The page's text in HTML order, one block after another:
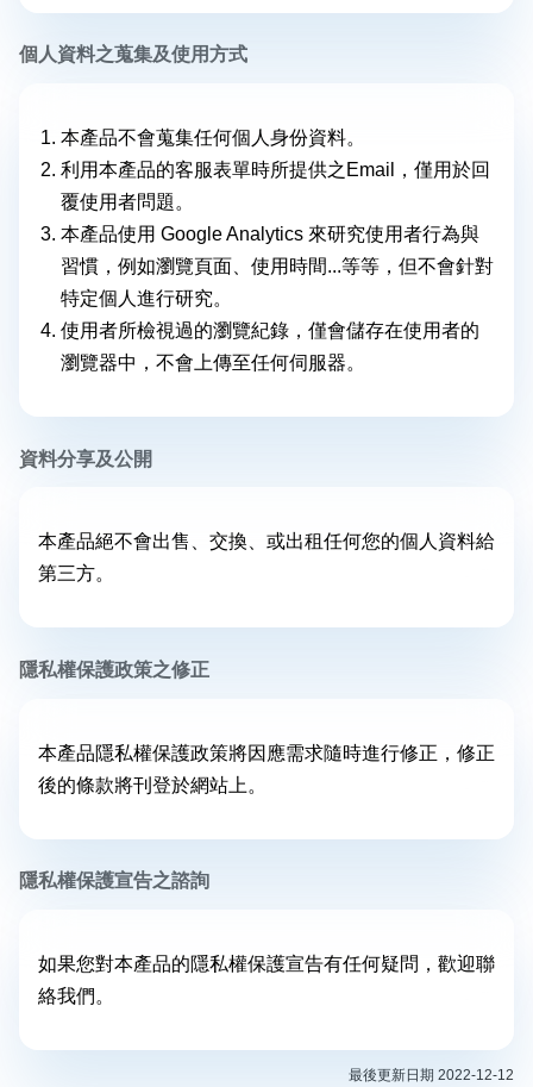
個人資料之蒐集及使用方式
本產品不會蒐集任何個人身份資料。
利用本產品的客服表單時所提供之Email，僅用於回
覆使用者問題。
本產品使用 Google Analytics 來研究使用者行為與
習慣，例如瀏覽頁面、使用時間...等等，但不會針對
特定個人進行研究。
使用者所檢視過的瀏覽紀錄，僅會儲存在使用者的
瀏覽器中，不會上傳至任何伺服器。
資料分享及公開
本產品絕不會出售、交換、或出租任何您的個人資料給
第三方。
隱私權保護政策之修正
本產品隱私權保護政策將因應需求隨時進行修正，修正
後的條款將刊登於網站上。
隱私權保護宣告之諮詢
如果您對本產品的隱私權保護宣告有任何疑問，歡迎聯
絡我們 。
最後更新日期 2022-12-12